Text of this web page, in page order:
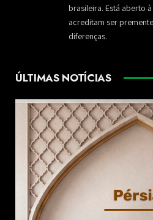
brasileira. Está aberto
acreditam ser
diferenças.
ÚLTIMAS NOTÍCIAS